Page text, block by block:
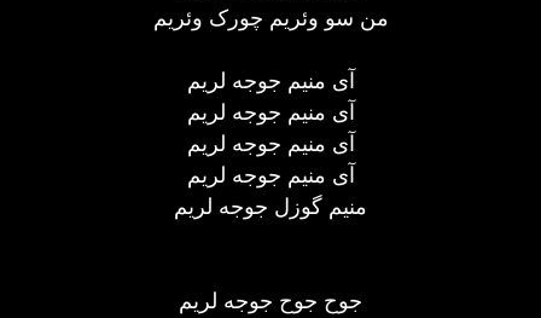
من سو وئریم چورک وئریم
آی منیم جوجه لریم
آی منیم جوجه لریم
آی منیم جوجه لریم
آی منیم جوجه لریم
منیم گوزل جوجه لریم
جوح جوح جوجه لریم